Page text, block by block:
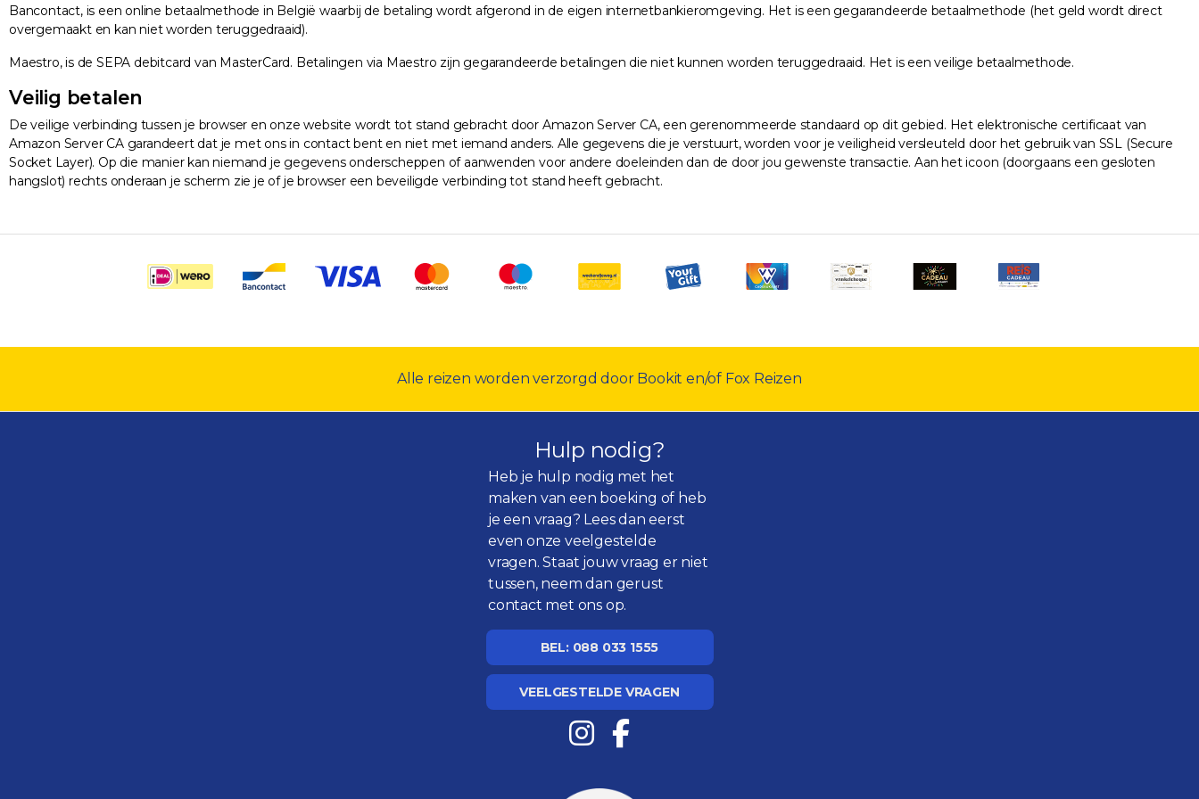
Bancontact, is een online betaalmethode in België waarbij de betaling wordt afgerond in de eigen internetbankieromgeving. Het is een gegarandeerde betaalmethode (het geld wordt direct
overgemaakt en kan niet worden teruggedraaid).
Maestro, is de SEPA debitcard van MasterCard. Betalingen via Maestro zijn gegarandeerde betalingen die niet kunnen worden teruggedraaid. Het is een veilige betaalmethode.
Veilig betalen
De veilige verbinding tussen je browser en onze website wordt tot stand gebracht door Amazon Server CA, een gerenommeerde standaard op dit gebied. Het elektronische certificaat van
Amazon Server CA garandeert dat je met ons in contact bent en niet met iemand anders. Alle gegevens die je verstuurt, worden voor je veiligheid versleuteld door het gebruik van SSL (Secure
Socket Layer). Op die manier kan niemand je gegevens onderscheppen of aanwenden voor andere doeleinden dan de door jou gewenste transactie. Aan het icoon (doorgaans een gesloten
hangslot) rechts onderaan je scherm zie je of je browser een beveiligde verbinding tot stand heeft gebracht.
Alle reizen worden verzorgd door Bookit en/of Fox Reizen
Hulp nodig?
Heb je hulp nodig met het
maken van een boeking of heb
je een vraag? Lees dan eerst
even onzeveelgestelde
vragen. Staat jouw vraag er niet
tussen, neem dan gerust
contact met ons op.
BEL: 088 033 1555
VEELGESTELDE VRAGEN